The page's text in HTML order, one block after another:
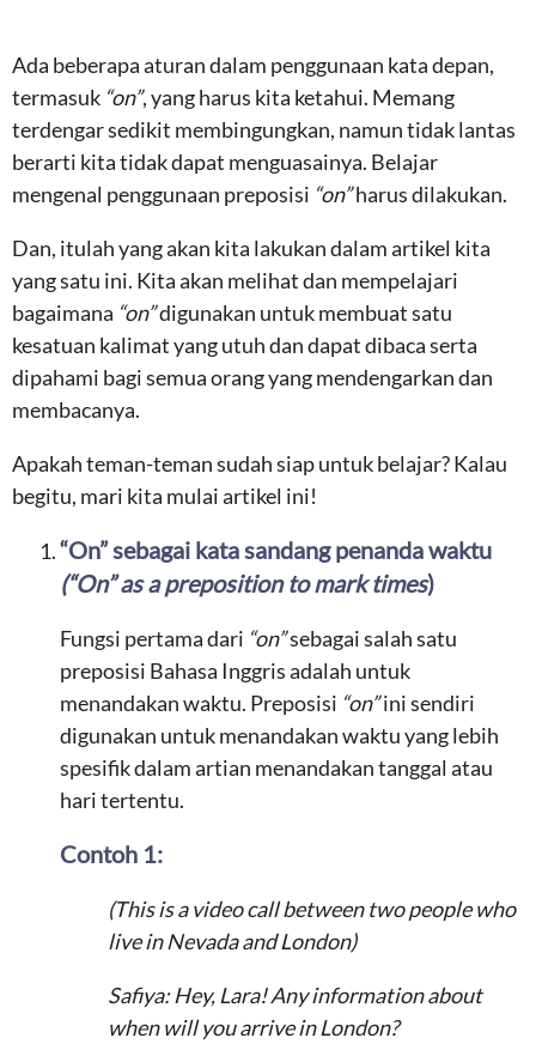
Ada beberapa aturan dalam penggunaan kata depan,
termasuk “on”, yang harus kita ketahui. Memang
terdengar sedikit membingungkan, namun tidak lantas
berarti kita tidak dapat menguasainya. Belajar
mengenal penggunaan preposisi “on”harus dilakukan.
Dan, itulah yang akan kita lakukan dalam artikel kita
yang satu ini. Kita akan melihat dan mempelajari
bagaimana “on”digunakan untuk membuat satu
kesatuan kalimat yang utuh dan dapat dibaca serta
dipahami bagi semua orang yang mendengarkan dan
membacanya.
Apakah teman-teman sudah siap untuk belajar? Kalau
begitu, mari kita mulai artikel ini!
“On” sebagai kata sandang penanda waktu
(“On” as a preposition to mark times)
Fungsi pertama dari “on”sebagai salah satu
preposisi Bahasa Inggris adalah untuk
menandakan waktu. Preposisi “on”ini sendiri
digunakan untuk menandakan waktu yang lebih
spesifik dalam artian menandakan tanggal atau
hari tertentu.
Contoh 1:
(This is a video call between two people who
live in Nevada and London)
Safiya: Hey, Lara! Any information about
when will you arrive in London?